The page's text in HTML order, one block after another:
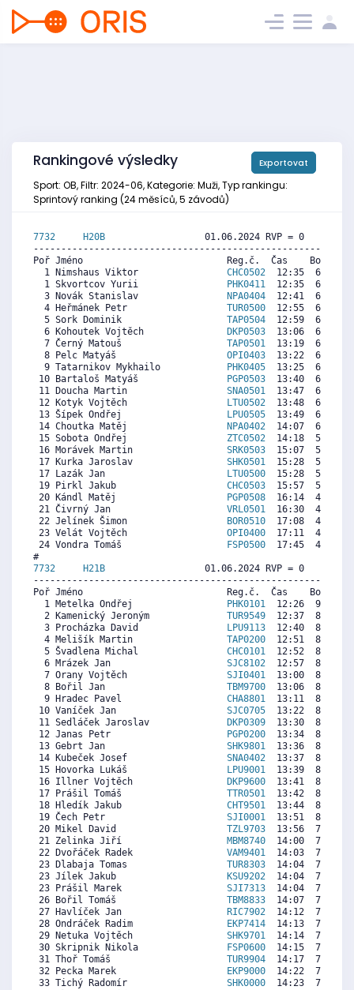
Rankingové výsledky Exportovat
Sport: OB, Filtr: 2024-06, Kategorie: Muži, Typ rankingu:
Sprintový ranking (24 měsíců, 5 závodů)
7732 H20B
01.06.2024 RVP = 0     IP
Poř Jméno                          Reg.č.  Čas    Body
  1 Nimshaus Viktor
CHC0502
12:35  6853
  1 Skvortcov Yurii
PHK0411
12:35  6853
  3 Novák Stanislav
NPA0404
12:41  6799
  4 Heřmánek Petr
TUR0500
12:55  6672
  5 Sork Dominik
TAP0504
12:59  6636
  6 Kohoutek Vojtěch
DKP0503
13:06  6573
  7 Černý Matouš
TAP0501
13:19  6456
  8 Pelc Matyáš
OPI0403
13:22  6429
  9 Tatarnikov Mykhailo
PHK0405
13:25  6401
10 Bartaloš Matyáš
PGP0503
13:40  6266
11 Doucha Martin SNA0501
13:47  6203
12 Kotyk Vojtěch
LTU0502
13:48  6194
13 Šípek Ondřej
LPU0505
13:49  6185
14 Choutka Matěj
NPA0402
14:07  6022
15 Sobota Ondřej ZTC0502
14:18  5923
16 Morávek Martin SRK0503
15:07  5481
17 Kurka Jaroslav SHK0501
15:28  5291
17 Lazák Jan
LTU0500
15:28  5291
19 Pirkl Jakub CHC0503
15:57  5029
20 Kándl Matěj
PGP0508
16:14  4876
21 Čivrný Jan VRL0501
16:30  4731
22 Jelínek Šimon
BOR0510
17:08  4388
23 Velát Vojtěch OPI0400
17:11  4361
24 Vondra Tomáš
FSP0500
17:45  4054
7732
H21B
01.06.2024 RVP = 0     IP
Poř Jméno                          Reg.č.  Čas    Body
  1 Metelka Ondřej
PHK0101
12:26  9065
  2 Kamenický Jeroným
TUR9549
12:37  8935
  3 Procházka David
LPU9113
12:40  8899
  4 Melišík Martin
TAP0200
12:51  8768
  5 Švadlena Michal
CHC0101
12:52  8756
  6 Mrázek Jan
SJC8102
12:57  8697
  7 Orany Vojtěch
SJI0401
13:00  8661
  8 Bořil Jan
TBM9700
13:06  8590
  9 Hradec Pavel
CHA8801
13:11  8531
10 Vaníček Jan SJC0705
13:22  8400
11 Sedláček Jaroslav
DKP0309
13:30  8305
12 Janas Petr
PGP0200
13:34  8257
13 Gebrt Jan SHK9801
13:36  8233
14 Kubeček Josef SNA0402
13:37  8221
15 Hovorka Lukáš
LPU9001
13:39  8198
16 Illner Vojtěch
DKP9600
13:41  8174
17 Prášil Tomáš TTR0501
13:42  8162
18 Hledík Jakub CHT9501
13:44  8138
19 Čech Petr SJI0001
13:51  8055
20 Mikel David TZL9703
13:56  7996
21 Zelinka Jiří MBM8740
14:00  7948
22 Dvořáček Radek VAM9401
14:03  7912
23 Dlabaja Tomas TUR8303
14:04  7901
23 Jílek Jakub
KSU9202
14:04  7901
23 Prášil Marek SJI7313
14:04  7901
26 Bořil Tomáš TBM8833
14:07  7865
27 Havlíček Jan
RIC7902
14:12  7805
28 Ondráček Radim
EKP7414
14:13  7794
29 Netuka Vojtěch SHK9701
14:14  7782
30 Skripnik Nikola
FSP0600
14:15  7770
31 Thoř Tomáš TUR9904
14:17  7746
32 Pecka Marek
EKP9000
14:22  7687
33 Tichý Radomír SHK0000
14:23  7675